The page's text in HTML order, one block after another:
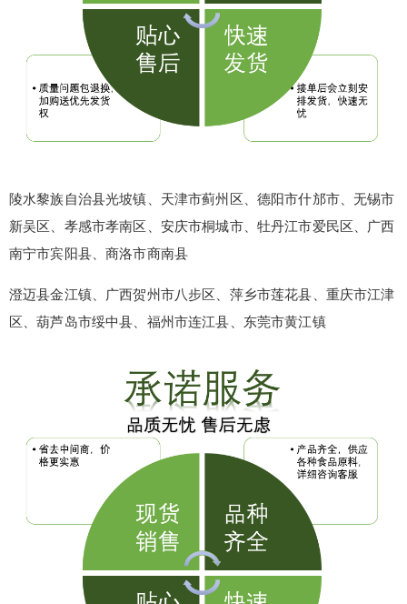
陵水黎族自治县光坡镇、天津市蓟州区、德阳市什邡市、无锡市
新吴区、孝感市孝南区、安庆市桐城市、牡丹江市爱民区、广西
南宁市宾阳县、商洛市商南县
澄迈县金江镇、广西贺州市八步区、萍乡市莲花县、重庆市江津
区、葫芦岛市绥中县、福州市连江县、东莞市黄江镇
false
2 元 5 元 10 元
false 付费内容
¥
立刻支付
您没有权限发布内容，请购买会员或者提升权
6位以上
忘记密码？找回